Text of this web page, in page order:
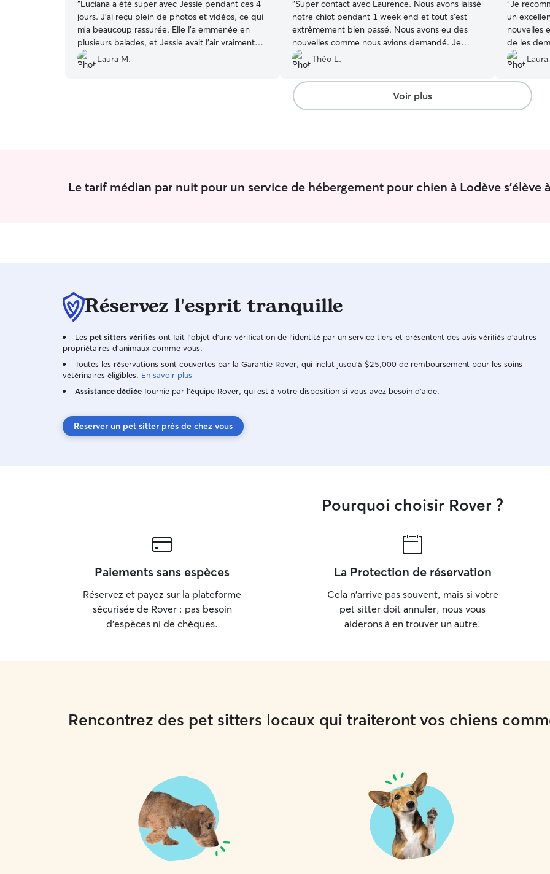
“Luciana a été super avec Jessie pendant ces 4
jours. J’ai reçu plein de photos et vidéos, ce qui
m’a beaucoup rassurée. Elle l’a emmenée en
plusieurs balades, et Jessie avait l’air vraiment
heureuse et en confiance. Merci beaucoup pour
toute cette attention, je laisserai Jessie avec
Laura M.
“Super contact avec Laurence. Nous avons laissé
notre chiot pendant 1 week end et tout s’est
extrêmement bien passé. Nous avons eu des
nouvelles comme nous avions demandé. Je
recommande fortement. Merci Laurence. À très
vite”
Théo L.
“Je
un
nouvelles
de les
l’esprit
lac. On
sérieux
pour votre
Laura
Voir plus
Le tarif médian par nuit pour un service de hébergement pour chien à Lodève s'élève à
Réservez l'esprit tranquille
Les pet sitters vérifiés ont fait l'objet d'une vérification de l'identité par un service tiers et présentent des avis vérifiés d'autres
propriétaires d'animaux comme vous.
Toutes les réservations sont couvertes par la Garantie Rover, qui inclut jusqu'à $25,000 de remboursement pour les soins
vétérinaires éligibles. En savoir plus
Assistance dédiée fournie par l'équipe Rover, qui est à votre disposition si vous avez besoin d'aide.
Reserver un pet sitter près de chez vous
Pourquoi choisir Rover ?
Paiements sans espèces
Réservez et payez sur la plateforme
sécurisée de Rover : pas besoin
d'espèces ni de chèques.
La Protection de réservation
Cela n'arrive pas souvent, mais si votre
pet sitter doit annuler, nous vous
aiderons à en trouver un autre.
Rencontrez des pet sitters locaux qui traiteront vos chiens